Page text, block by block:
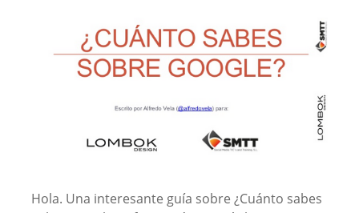
Hola. Una interesante guía sobre ¿Cuánto sabes